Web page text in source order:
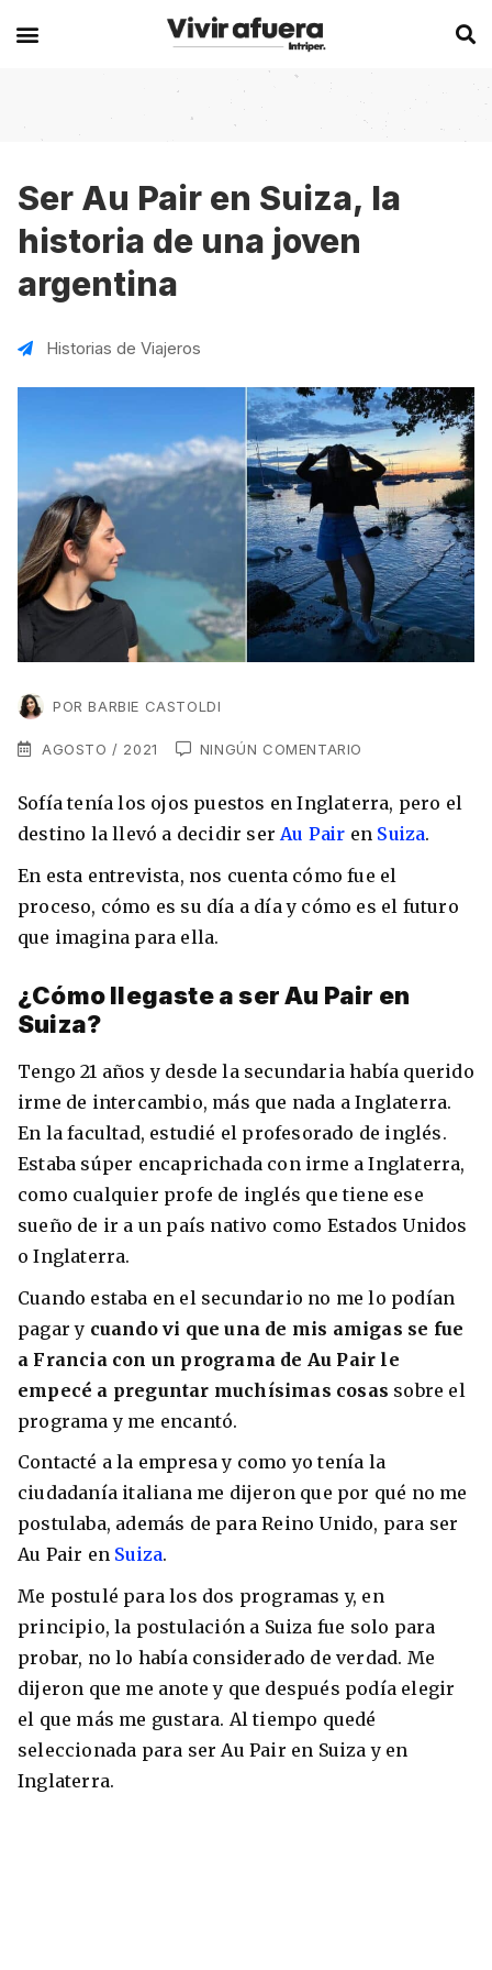
Secciones
Becas
Historias de viajeros
Intercambios
Work
Working Holidays
Lo último sobre intercambios
Los países que más innovan en el campo
digital
Romina Guzman 24/11/2021
Australia permitirá la entrada de
estudiantes y trabajadores cualificados
vacunados contra el Covid-19
Agustina Fontirroig 23/11/2021
8 ciudades para tomar cursos de inglés
intensivo
Barbie Castoldi 09/11/2021
Europa
Alemania
Bélgica
Chipre
Italia
Malta
Reino Unido
Suecia
China
Corea del Sur
Japón
Oceanía
Australia
Nueva Zelanda
América
Brasil
Canadá
Estados Unidos
Ecuador
VER TODOS LOS PAÍSES
Experiencias en el extranjero
Australia
Canadá
España
VER TODAS LAS EXPERIENCIAS
Estudia Inglés frente al Mediterráneo
Estudia un Bachelor de IT en Cork
Estudia Business en Auckland
Síguenos en las redes
newsletter
vivir afuera.
He leído y acepto los Términos y
Condiciones
Ser Au Pair en Suiza, la
historia de una joven
argentina
Historias de Viajeros
POR BARBIE CASTOLDI
AGOSTO / 2021 NINGÚN COMENTARIO
Sofía tenía los ojos puestos en Inglaterra, pero el
destino la llevó a decidir serAu Pair en Suiza.
En esta entrevista, nos cuenta cómo fue el
proceso, cómo es su día a día y cómo es el futuro
que imagina para ella.
¿Cómo llegaste a ser Au Pair en
Suiza?
Tengo 21 años y desde la secundaria había querido
irme de intercambio, más que nada a Inglaterra.
En la facultad, estudié el profesorado de inglés.
Estaba súper encaprichada con irme a Inglaterra,
como cualquier profe de inglés que tiene ese
sueño de ir a un país nativo como Estados Unidos
o Inglaterra.
Cuando estaba en el secundario no me lo podían
pagar y cuando vi que una de mis amigas se fue
a Francia con un programa de Au Pair le
empecé a preguntar muchísimas cosas sobre el
programa y me encantó.
Contacté a la empresa y como yo tenía la
ciudadanía italiana me dijeron que por qué no me
postulaba, además de para Reino Unido, para ser
Au Pair en Suiza.
Me postulé para los dos programas y, en
principio, la postulación a Suiza fue solo para
probar, no lo había considerado de verdad. Me
dijeron que me anote y que después podía elegir
el que más me gustara. Al tiempo quedé
seleccionada para ser Au Pair en Suiza y en
Inglaterra.